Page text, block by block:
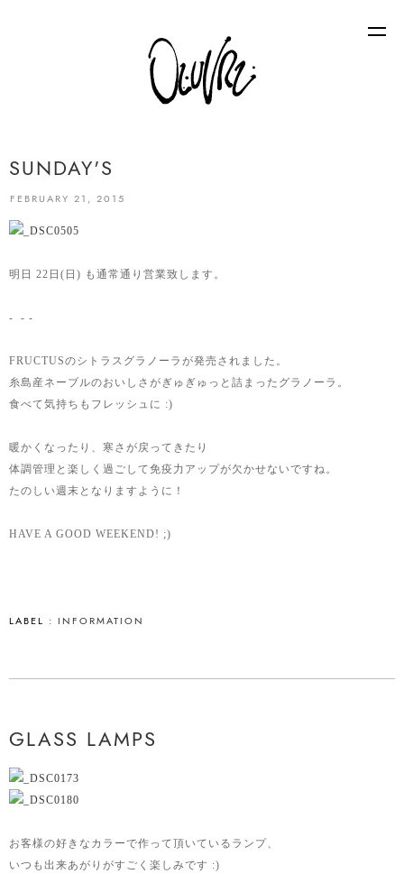
SUNDAY'S
FEBRUARY 21, 2015
明日 22日(日) も通常通り営業致します。
- - -
FRUCTUSのシトラスグラノーラが発売されました。
糸島産ネーブルのおいしさがぎゅぎゅっと詰まったグラノーラ。
食べて気持ちもフレッシュに :)
暖かくなったり、寒さが戻ってきたり
体調管理と楽しく過ごして免疫力アップが欠かせないですね。
たのしい週末となりますように！
HAVE A GOOD WEEKEND! ;)
LABEL : INFORMATION
GLASS LAMPS
お客様の好きなカラーで作って頂いているランプ、
いつも出来あがりがすごく楽しみです :)